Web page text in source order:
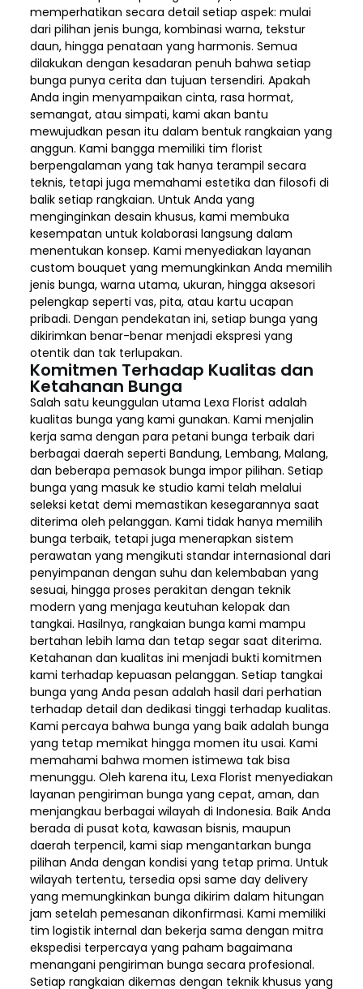
memperhatikan secara detail setiap aspek: mulai
dari pilihan jenis bunga, kombinasi warna, tekstur
daun, hingga penataan yang harmonis. Semua
dilakukan dengan kesadaran penuh bahwa setiap
bunga punya cerita dan tujuan tersendiri. Apakah
Anda ingin menyampaikan cinta, rasa hormat,
semangat, atau simpati, kami akan bantu
mewujudkan pesan itu dalam bentuk rangkaian yang
anggun. Kami bangga memiliki tim florist
berpengalaman yang tak hanya terampil secara
teknis, tetapi juga memahami estetika dan filosofi di
balik setiap rangkaian. Untuk Anda yang
menginginkan desain khusus, kami membuka
kesempatan untuk kolaborasi langsung dalam
menentukan konsep. Kami menyediakan layanan
custom bouquet yang memungkinkan Anda memilih
jenis bunga, warna utama, ukuran, hingga aksesori
pelengkap seperti vas, pita, atau kartu ucapan
pribadi. Dengan pendekatan ini, setiap bunga yang
dikirimkan benar-benar menjadi ekspresi yang
otentik dan tak terlupakan.
Komitmen Terhadap Kualitas dan
Ketahanan Bunga
Salah satu keunggulan utama Lexa Florist adalah
kualitas bunga yang kami gunakan. Kami menjalin
kerja sama dengan para petani bunga terbaik dari
berbagai daerah seperti Bandung, Lembang, Malang,
dan beberapa pemasok bunga impor pilihan. Setiap
bunga yang masuk ke studio kami telah melalui
seleksi ketat demi memastikan kesegarannya saat
diterima oleh pelanggan. Kami tidak hanya memilih
bunga terbaik, tetapi juga menerapkan sistem
perawatan yang mengikuti standar internasional dari
penyimpanan dengan suhu dan kelembaban yang
sesuai, hingga proses perakitan dengan teknik
modern yang menjaga keutuhan kelopak dan
tangkai. Hasilnya, rangkaian bunga kami mampu
bertahan lebih lama dan tetap segar saat diterima.
Ketahanan dan kualitas ini menjadi bukti komitmen
kami terhadap kepuasan pelanggan. Setiap tangkai
bunga yang Anda pesan adalah hasil dari perhatian
terhadap detail dan dedikasi tinggi terhadap kualitas.
Kami percaya bahwa bunga yang baik adalah bunga
yang tetap memikat hingga momen itu usai. Kami
memahami bahwa momen istimewa tak bisa
menunggu. Oleh karena itu, Lexa Florist menyediakan
layanan pengiriman bunga yang cepat, aman, dan
menjangkau berbagai wilayah di Indonesia. Baik Anda
berada di pusat kota, kawasan bisnis, maupun
daerah terpencil, kami siap mengantarkan bunga
pilihan Anda dengan kondisi yang tetap prima. Untuk
wilayah tertentu, tersedia opsi same day delivery
yang memungkinkan bunga dikirim dalam hitungan
jam setelah pemesanan dikonfirmasi. Kami memiliki
tim logistik internal dan bekerja sama dengan mitra
ekspedisi terpercaya yang paham bagaimana
menangani pengiriman bunga secara profesional.
Setiap rangkaian dikemas dengan teknik khusus yang